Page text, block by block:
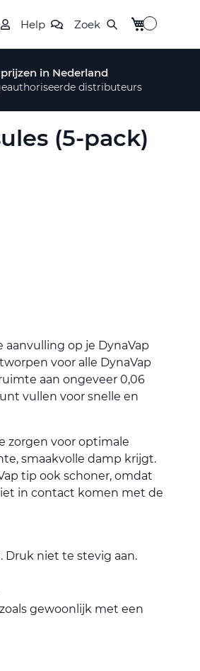
Help Zoek Winkelwagen
in Nederland
distributeurs
(5-pack)
op je DynaVap
voor alle DynaVap
aan ongeveer 0,06
vullen voor snelle en
zorgen voor optimale
smaakvolle damp krijgt.
tip ook schoner, omdat
in contact komen met de
Druk niet te stevig aan.
gewoonlijk met een